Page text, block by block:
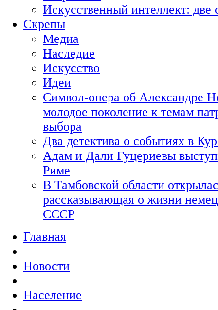
Искусственный интеллект:
Скрепы
Медиа
Наследие
Искусство
Идеи
Символ-опера об Александре
молодое поколение к темам
выбора
Два детектива о событиях в
Адам и Дали Гуцериевы
Риме
В Тамбовской области
рассказывающая о жизни
СССР
Главная
Новости
Население